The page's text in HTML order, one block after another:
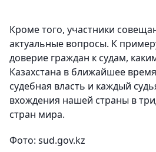
Кроме того, участники
актуальные вопросы. К
доверие граждан к судам,
Казахстана в ближайшее
судебная власть и каждый
вхождения нашей страны в
стран мира.
Фото: sud.gov.kz